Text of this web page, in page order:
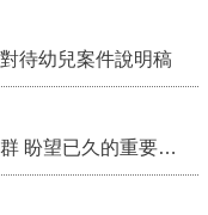
待幼兒案件說明稿